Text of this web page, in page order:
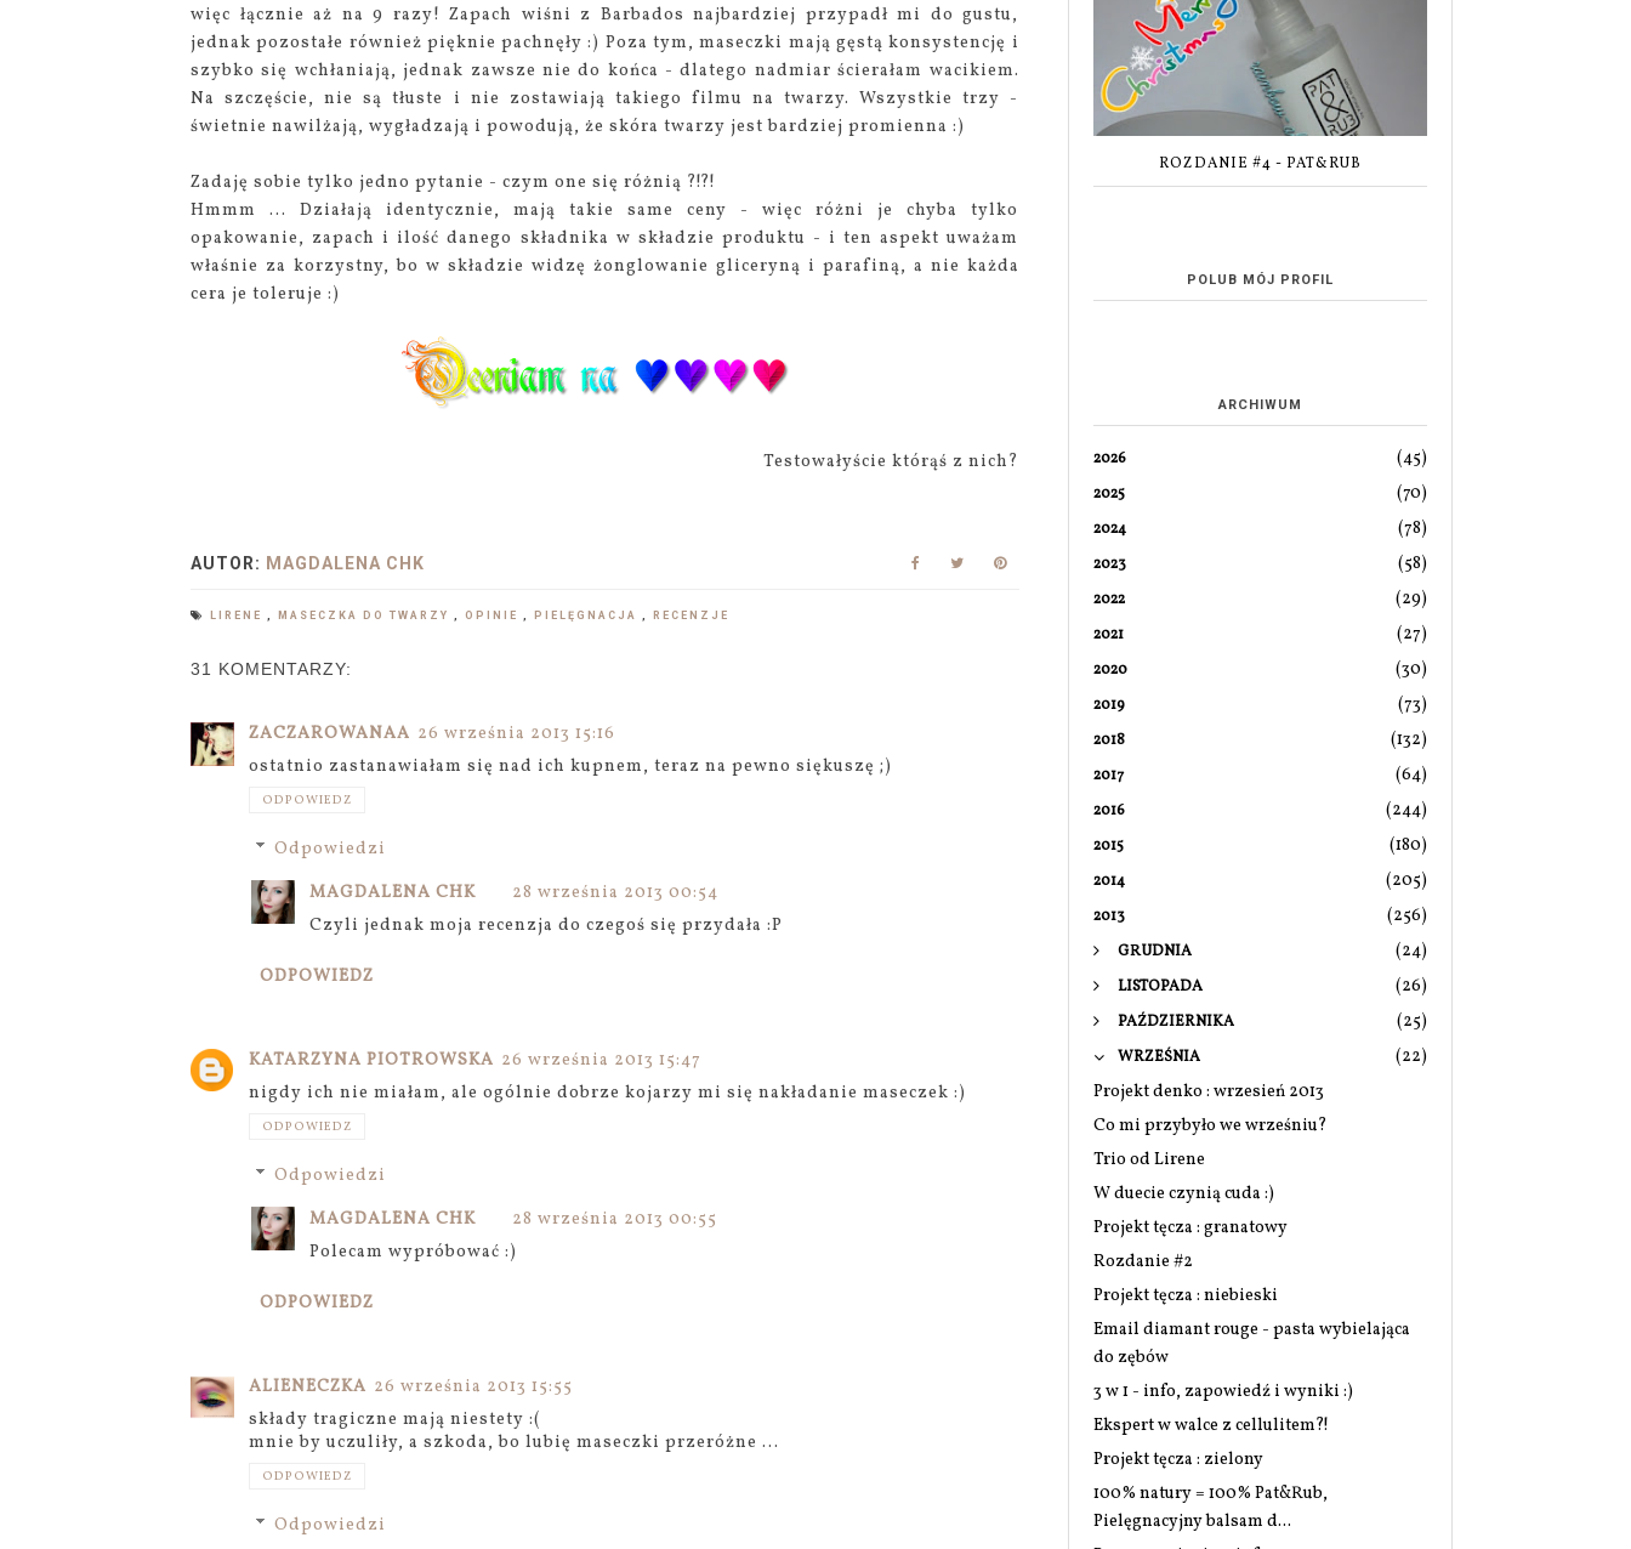
więc łącznie aż na 9 razy! Zapach wiśni z Barbados najbardziej przypadł mi do gustu,
jednak pozostałe również pięknie pachnęły :) Poza tym, maseczki mają gęstą konsystencję i
szybko się wchłaniają, jednak zawsze nie do końca - dlatego nadmiar ścierałam wacikiem.
Na szczęście, nie są tłuste i nie zostawiają takiego filmu na twarzy. Wszystkie trzy -
świetnie nawilżają, wygładzają i powodują, że skóra twarzy jest bardziej promienna :)
Zadaję sobie tylko jedno pytanie - czym one się różnią ?!?!
Hmmm ... Działają identycznie, mają takie same ceny - więc różni je chyba tylko
opakowanie, zapach i ilość danego składnika w składzie produktu - i ten aspekt uważam
właśnie za korzystny, bo w składzie widzę żonglowanie gliceryną i parafiną, a nie każda
cera je toleruje :)
Testowałyście którąś z nich?
AUTOR: MAGDALENA CHK
LIRENE , MASECZKA DO TWARZY , OPINIE , PIELĘGNACJA , RECENZJE
31 KOMENTARZY:
ZACZAROWANAA 26 września 2013 15:16
ostatnio zastanawiałam się nad ich kupnem, teraz na pewno siękuszę ;)
ODPOWIEDZ
Odpowiedzi
MAGDALENA CHK
28 września 2013 00:54
Czyli jednak moja recenzja do czegoś się przydała :P
ODPOWIEDZ
KATARZYNA PIOTROWSKA 26 września 2013 15:47
nigdy ich nie miałam, ale ogólnie dobrze kojarzy mi się nakładanie maseczek :)
ODPOWIEDZ
Odpowiedzi
MAGDALENA CHK
28 września 2013 00:55
Polecam wypróbować :)
ODPOWIEDZ
ALIENECZKA 26 września 2013 15:55
składy tragiczne mają niestety :(
mnie by uczuliły, a szkoda, bo lubię maseczki przeróżne ...
ODPOWIEDZ
Odpowiedzi
ROZDANIE #4 - PAT&RUB
POLUB MÓJ PROFIL
ARCHIWUM
2026 (45)
2025 (70)
2024 (78)
2023 (58)
2022 (29)
2021 (27)
2020 (30)
2019 (73)
2018 (132)
2017 (64)
2016 (244)
2015 (180)
2014 (205)
2013 (256)
GRUDNIA (24)
LISTOPADA (26)
PAŹDZIERNIKA (25)
WRZEŚNIA
(22)
Projekt denko : wrzesień 2013
Co mi przybyło we wrześniu?
Trio od Lirene
W duecie czynią cuda :)
Projekt tęcza : granatowy
Rozdanie #2
Projekt tęcza : niebieski
Email diamant rouge - pasta wybielająca
do zębów
3 w 1 - info, zapowiedź i wyniki :)
Ekspert w walce z cellulitem?!
Projekt tęcza : zielony
100% natury = 100% Pat&Rub,
Pielęgnacyjny balsam d...